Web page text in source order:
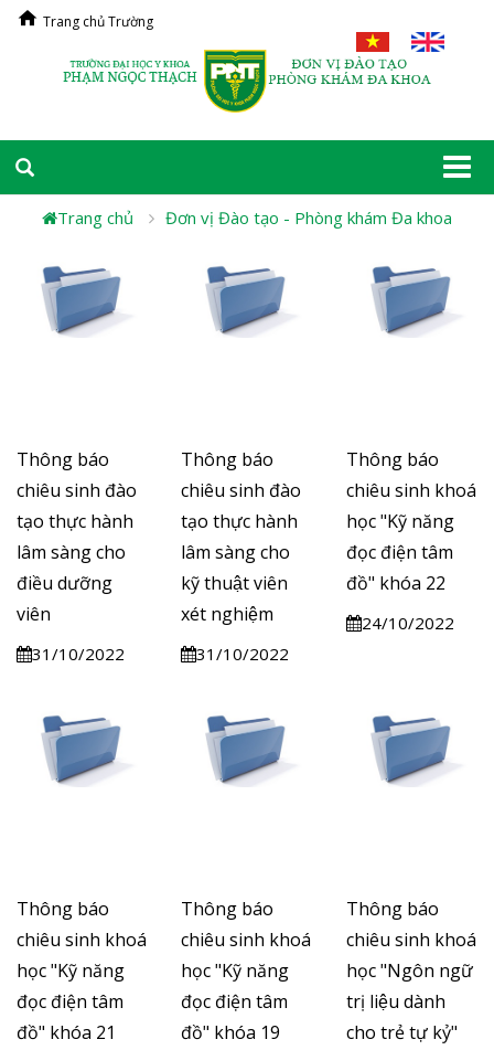
Trang chủ Trường
Trang chủ
Đơn vị Đào tạo - Phòng khám Đa khoa
Thông báo
chiêu sinh đào
tạo thực hành
lâm sàng cho
điều dưỡng
viên
31/10/2022
Thông báo
chiêu sinh đào
tạo thực hành
lâm sàng cho
kỹ thuật viên
xét nghiệm
31/10/2022
Thông báo
chiêu sinh khoá
học "Kỹ năng
đọc điện tâm
đồ" khóa 22
24/10/2022
Thông báo
chiêu sinh khoá
học "Kỹ năng
đọc điện tâm
đồ" khóa 21
Thông báo
chiêu sinh khoá
học "Kỹ năng
đọc điện tâm
đồ" khóa 19
Thông báo
chiêu sinh khoá
học "Ngôn ngữ
trị liệu dành
cho trẻ tự kỷ"